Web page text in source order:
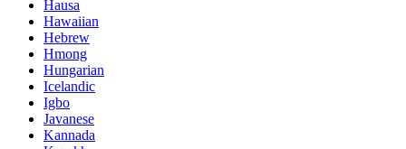
Hausa
Hawaiian
Hebrew
Hmong
Hungarian
Icelandic
Igbo
Javanese
Kannada